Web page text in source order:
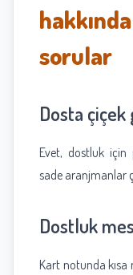
sorular
Dosta
Evet, dostluk
sade aranjmanlar
Dostluk
Kart notunda